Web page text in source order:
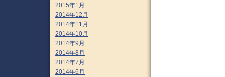
2015年1月
2014年12月
2014年11月
2014年10月
2014年9月
2014年8月
2014年7月
2014年6月